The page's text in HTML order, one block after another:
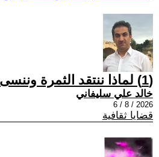
(1) لماذا ننتقد الثمرة وننسى البذرة؟
خالد علي سليفاني
2026 / 8 / 6
قضايا ثقافية